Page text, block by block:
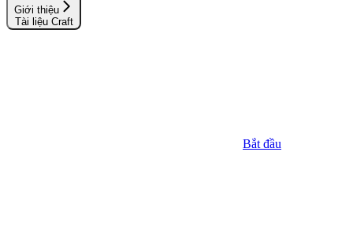
Giới thiệu
Tài liệu Craft
Bắt đầu